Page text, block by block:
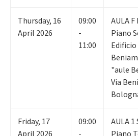
Thursday, 16
April 2026
09:00
-
11:00
AULA F
Piano
"aule
Via
Friday, 17
09:00
AULA 1